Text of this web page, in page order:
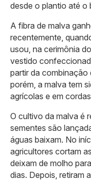
desde o plantio até o
A fibra de malva
recentemente,
usou, na cerimônia
vestido
partir da combinação
porém, a malva tem
agrícolas e em
O cultivo da malva é
sementes são
águas baixam. No
agricultores cortam
deixam de molho
dias. Depois, retiram